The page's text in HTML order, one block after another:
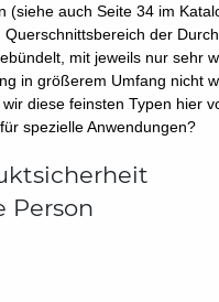
(siehe auch Seite 34 im
der
mit jeweils nur sehr
in größerem Umfang nicht
diese feinsten Typen hier
spezielle Anwendungen?
Person